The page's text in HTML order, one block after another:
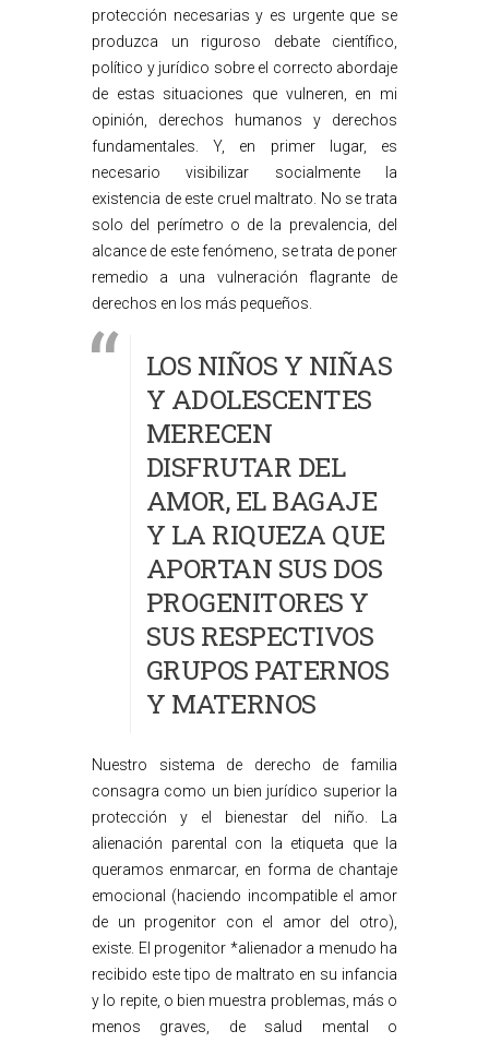
protección necesarias y es urgente que se
produzca un riguroso debate científico,
político y jurídico sobre el correcto abordaje
de estas situaciones que vulneren, en mi
opinión, derechos humanos y derechos
fundamentales. Y, en primer lugar, es
necesario visibilizar socialmente la
existencia de este cruel maltrato. No se trata
solo del perímetro o de la prevalencia, del
alcance de este fenómeno, se trata de poner
remedio a una vulneración flagrante de
derechos en los más pequeños.
LOS NIÑOS Y NIÑAS
Y ADOLESCENTES
MERECEN
DISFRUTAR DEL
AMOR, EL BAGAJE
Y LA RIQUEZA QUE
APORTAN SUS DOS
PROGENITORES Y
SUS RESPECTIVOS
GRUPOS PATERNOS
Y MATERNOS
Nuestro sistema de derecho de familia
consagra como un bien jurídico superior la
protección y el bienestar del niño. La
alienación parental con la etiqueta que la
queramos enmarcar, en forma de chantaje
emocional (haciendo incompatible el amor
de un progenitor con el amor del otro),
existe. El progenitor *alienador a menudo ha
recibido este tipo de maltrato en su infancia
y lo repite, o bien muestra problemas, más o
menos graves, de salud mental o